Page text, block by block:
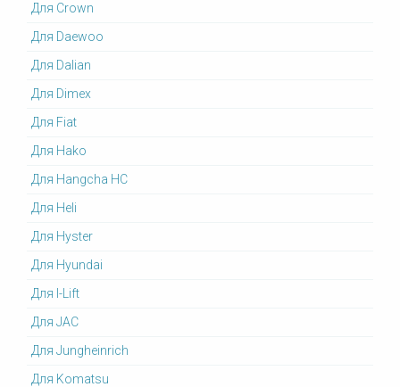
Для Crown
Для Daewoo
Для Dalian
Для Dimex
Для Fiat
Для Hako
Для Hangcha HC
Для Heli
Для Hyster
Для Hyundai
Для I-Lift
Для JAC
Для Jungheinrich
Для Komatsu